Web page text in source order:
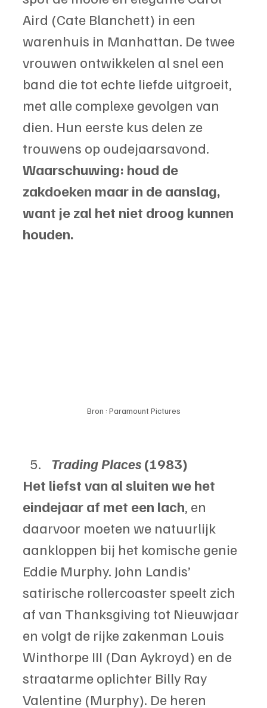
Aird (Cate Blanchett) in een
warenhuis in Manhattan. De twee
vrouwen ontwikkelen al snel een
band die tot echte liefde uitgroeit,
met alle complexe gevolgen van
dien. Hun eerste kus delen ze
trouwens op oudejaarsavond.
Waarschuwing: houd de
zakdoeken maar in de aanslag,
want je zal het niet droog kunnen
houden.
Bron : Paramount Pictures
Trading Places (1983)
Het liefst van al sluiten we het
eindejaar af met een lach , en
daarvoor moeten we natuurlijk
aankloppen bij het komische genie
Eddie Murphy. John Landis’
satirische rollercoaster speelt zich
af van Thanksgiving tot Nieuwjaar
en volgt de rijke zakenman Louis
Winthorpe III (Dan Aykroyd) en de
straatarme oplichter Billy Ray
Valentine (Murphy). De heren